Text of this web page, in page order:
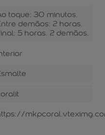
toque: 30 minutos.
demãos: 2 horas.
5 horas. 2 demãos.